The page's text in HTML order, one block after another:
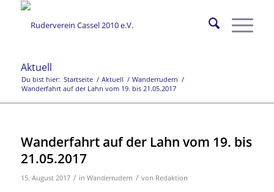
Aktuell
Du bist hier: Startseite / Aktuell / Wanderrudern /
Wanderfahrt auf der Lahn vom 19. bis 21.05.2017
Wanderfahrt auf der Lahn vom 19. bis
21.05.2017
15. August 2017 / in Wanderrudern / von Redaktion